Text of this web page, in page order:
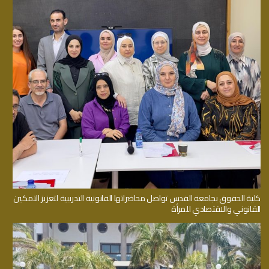
كلية الحقوق بجامعة القدس تواصل محاضراتها القانونية التدريبية لتعزيز التمكين
القانوني والاقتصادي للمرأة